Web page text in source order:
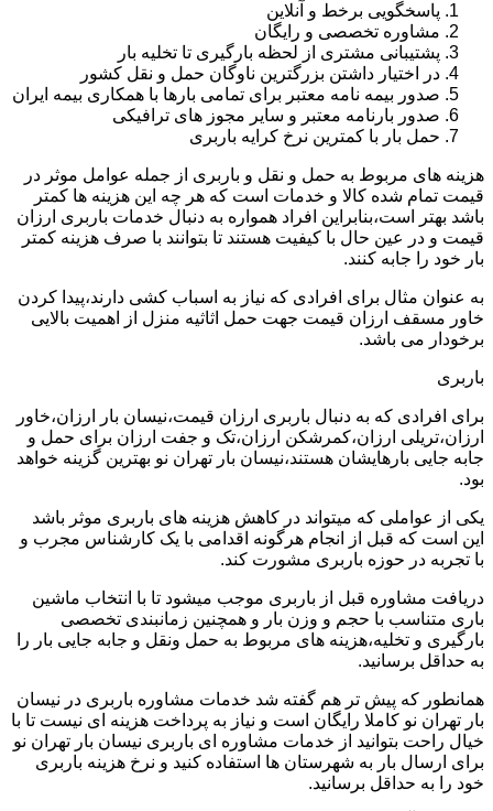
پاسخگویی برخط و آنلاین
مشاوره تخصصی و رایگان
پشتیبانی مشتری از لحظه بارگیری تا تخلیه بار
در اختیار داشتن بزرگترین ناوگان حمل و نقل کشور
صدور بیمه نامه معتبر برای تمامی بارها با همکاری بیمه ایران
صدور بارنامه معتبر و سایر مجوز های ترافیکی
حمل بار با کمترین نرخ کرایه باربری
هزینه های مربوط به حمل و نقل و باربری از جمله عوامل موثر در
قیمت تمام شده کالا و خدمات است که هر چه این هزینه ها کمتر
باشد بهتر است،بنابراین افراد همواره به دنبال خدمات باربری ارزان
قیمت و در عین حال با کیفیت هستند تا بتوانند با صرف هزینه کمتر
بار خود را جابه کنند.
به عنوان مثال برای افرادی که نیاز به اسباب کشی دارند،پیدا کردن
خاور مسقف ارزان قیمت جهت حمل اثاثیه منزل از اهمیت بالایی
برخودار می باشد.
باربری
برای افرادی که به دنبال باربری ارزان قیمت،نیسان بار ارزان،خاور
ارزان،تریلی ارزان،کمرشکن ارزان،تک و جفت ارزان برای حمل و
جابه جایی بارهایشان هستند،نیسان بار تهران نو بهترین گزینه خواهد
بود.
یکی از عواملی که میتواند در کاهش هزینه های باربری موثر باشد
این است که قبل از انجام هرگونه اقدامی با یک کارشناس مجرب و
با تجربه در حوزه باربری مشورت کند.
دریافت مشاوره قبل از باربری موجب میشود تا با انتخاب ماشین
باری متناسب با حجم و وزن بار و همچنین زمانبندی تخصصی
بارگیری و تخلیه،هزینه های مربوط به حمل ونقل و جابه جایی بار را
به حداقل برسانید.
همانطور که پیش تر هم گفته شد خدمات مشاوره باربری در نیسان
بار تهران نو کاملا رایگان است و نیاز به پرداخت هزینه ای نیست تا با
خیال راحت بتوانید از خدمات مشاوره ای باربری نیسان بار تهران نو
برای ارسال بار به شهرستان ها استفاده کنید و نرخ هزینه باربری
خود را به حداقل برسانید.